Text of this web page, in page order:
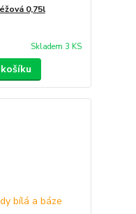
0,75l
Skladem 3 KS